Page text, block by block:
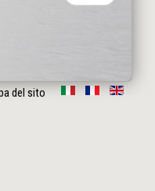
del sito